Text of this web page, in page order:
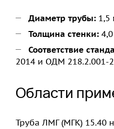
Диаметр трубы: 1,5
Толщина стенки:
Соответствие
2014 и ОДМ 218.2.001-
Области
Труба ЛМГ (МГК) 15.40